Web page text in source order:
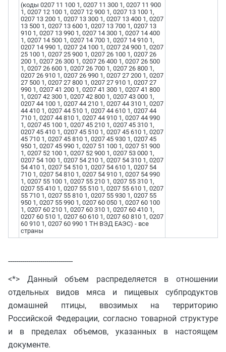
(коды 0207 11 100 1, 0207 11 300 1, 0207 11 900
1, 0207 12 100 1, 0207 12 900 1, 0207 13 100 1,
0207 13 200 1, 0207 13 300 1, 0207 13 400 1, 0207
13 500 1, 0207 13 600 1, 0207 13 700 1, 0207 13
910 1, 0207 13 990 1, 0207 14 300 1, 0207 14 400
1, 0207 14 500 1, 0207 14 700 1, 0207 14 910 1,
0207 14 990 1, 0207 24 100 1, 0207 24 900 1, 0207
25 100 1, 0207 25 900 1, 0207 26 100 1, 0207 26
200 1, 0207 26 300 1, 0207 26 400 1, 0207 26 500
1, 0207 26 600 1, 0207 26 700 1, 0207 26 800 1,
0207 26 910 1, 0207 26 990 1, 0207 27 200 1, 0207
27 500 1, 0207 27 800 1, 0207 27 910 1, 0207 27
990 1, 0207 41 200 1, 0207 41 300 1, 0207 41 800
1, 0207 42 300 1, 0207 42 800 1, 0207 43 000 1,
0207 44 100 1, 0207 44 210 1, 0207 44 310 1, 0207
44 410 1, 0207 44 510 1, 0207 44 610 1, 0207 44
710 1, 0207 44 810 1, 0207 44 910 1, 0207 44 990
1, 0207 45 100 1, 0207 45 210 1, 0207 45 310 1,
0207 45 410 1, 0207 45 510 1, 0207 45 610 1, 0207
45 710 1, 0207 45 810 1, 0207 45 930 1, 0207 45
950 1, 0207 45 990 1, 0207 51 100 1, 0207 51 900
1, 0207 52 100 1, 0207 52 900 1, 0207 53 000 1,
0207 54 100 1, 0207 54 210 1, 0207 54 310 1, 0207
54 410 1, 0207 54 510 1, 0207 54 610 1, 0207 54
710 1, 0207 54 810 1, 0207 54 910 1, 0207 54 990
1, 0207 55 100 1, 0207 55 210 1, 0207 55 310 1,
0207 55 410 1, 0207 55 510 1, 0207 55 610 1, 0207
55 710 1, 0207 55 810 1, 0207 55 930 1, 0207 55
950 1, 0207 55 990 1, 0207 60 050 1, 0207 60 100
1, 0207 60 210 1, 0207 60 310 1, 0207 60 410 1,
0207 60 510 1, 0207 60 610 1, 0207 60 810 1, 0207
60 910 1, 0207 60 990 1 ТН ВЭД ЕАЭС) - все
страны
--------------------------------
<*> Данный объем распределяется в отношении
отдельных видов мяса и пищевых субпродуктов
домашней птицы, ввозимых на территорию
Российской Федерации, согласно товарной структуре
и в пределах объемов, указанных в настоящем
документе.